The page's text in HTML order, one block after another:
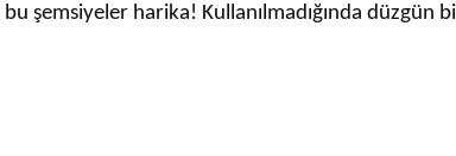
harika! Kullanılmadığında düzgün